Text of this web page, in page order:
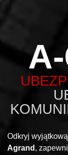
Odkryj
Agrand ,